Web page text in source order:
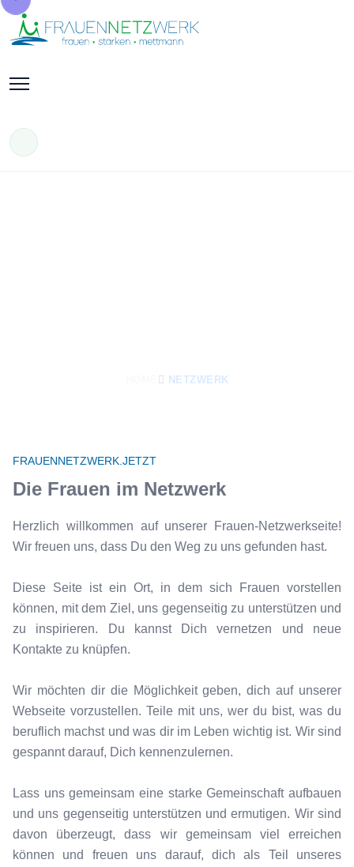
NETZWERK
FRAUENNETZWERK.JETZT
Die Frauen im Netzwerk
Herzlich willkommen auf unserer Frauen-Netzwerkseite!
Wir freuen uns, dass Du den Weg zu uns gefunden hast.
Diese Seite ist ein Ort, in dem sich Frauen vorstellen
können, mit dem Ziel, uns gegenseitig zu unterstützen und
zu inspirieren. Du kannst Dich vernetzen und neue
Kontakte zu knüpfen.
Wir möchten dir die Möglichkeit geben, dich auf unserer
Webseite vorzustellen. Teile mit uns, wer du bist, was du
beruflich machst und was dir im Leben wichtig ist. Wir sind
gespannt darauf, Dich kennenzulernen.
Lass uns gemeinsam eine starke Gemeinschaft aufbauen
und uns gegenseitig unterstützen und ermutigen. Wir sind
davon überzeugt, dass wir gemeinsam viel erreichen
können und freuen uns darauf, dich als Teil unseres